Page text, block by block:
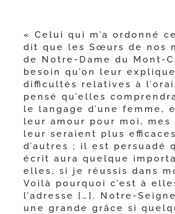
« Celui qui m’a ordon­né
dit que les Sœurs de nos
de Notre-​Dame du Mont-​
besoin qu’on leur
dif­fi­cul­tés rela­tives à
pen­sé qu’elles
le lan­gage d’une femme,
leur amour pour moi, mes
leur seraient plus
d’autres ; il est per­sua­dé
écrit aura quelque
elles, si je réus­sis dans
Voilà pour­quoi c’est à
l’a­dresse […]. Notre-​
une grande grâce si